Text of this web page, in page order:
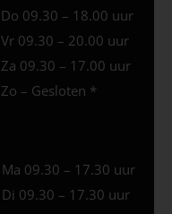
Do 09.30 – 18.00 uur
Vr 09.30 – 20.00 uur
Za 09.30 – 17.00 uur
Zo – Gesloten *
Ma 09.30 – 17.30 uur
Di 09.30 – 17.30 uur